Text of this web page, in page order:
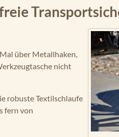
über Metallhaken,
nicht
robuste Textilschlaufe
fern von